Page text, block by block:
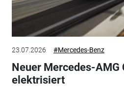
23.07.2026 #Mercedes-Benz
Neuer Mercedes-AMG
elektrisiert